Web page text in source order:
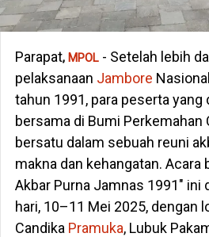
Parapat, MPOL- Setelah lebih
pelaksanaan Jambore
tahun 1991, para peserta yang
bersama di Bumi Perkemahan
bersatu dalam sebuah reuni
makna dan kehangatan. Acara
Akbar Purna Jamnas 1991" ini
hari, 10–11 Mei 2025, dengan
Candika Pramuka, Lubuk